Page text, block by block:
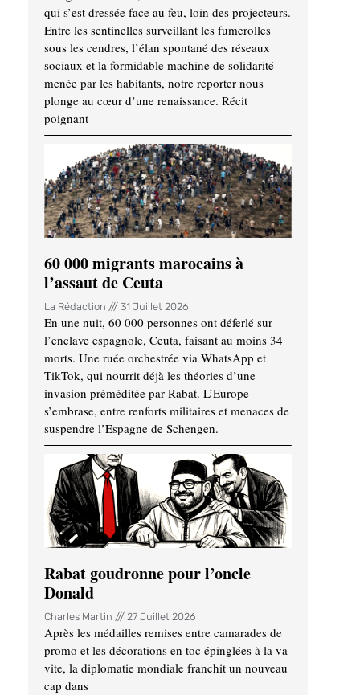
qui s’est dressée face au feu, loin des projecteurs.
Entre les sentinelles surveillant les fumerolles
sous les cendres, l’élan spontané des réseaux
sociaux et la formidable machine de solidarité
menée par les habitants, notre reporter nous
plonge au cœur d’une renaissance. Récit
poignant
60 000 migrants marocains à
l’assaut de Ceuta
La Rédaction 31 Juillet 2026
En une nuit, 60 000 personnes ont déferlé sur
l’enclave espagnole, Ceuta, faisant au moins 34
morts. Une ruée orchestrée via WhatsApp et
TikTok, qui nourrit déjà les théories d’une
invasion préméditée par Rabat. L’Europe
s’embrase, entre renforts militaires et menaces de
suspendre l’Espagne de Schengen.
Rabat goudronne pour l’oncle
Donald
Charles Martin 27 Juillet 2026
Après les médailles remises entre camarades de
promo et les décorations en toc épinglées à la va-
vite, la diplomatie mondiale franchit un nouveau
cap dans